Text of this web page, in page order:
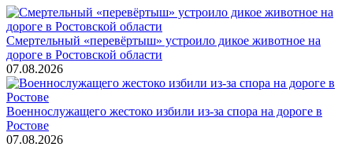
Смертельный «перевёртыш» устроило дикое животное на
дороге в Ростовской области
07.08.2026
Военнослужащего жестоко избили из-за спора на дороге в
Ростове
07.08.2026